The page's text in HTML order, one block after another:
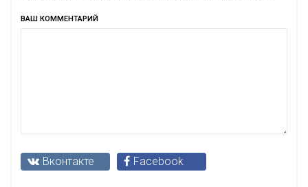
ВАШ КОММЕНТАРИЙ
Вконтакте Facebook